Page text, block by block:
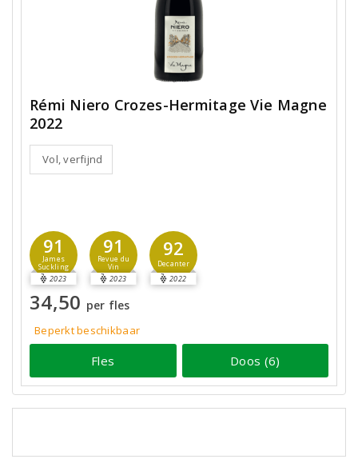
Rémi Niero Crozes-Hermitage Vie Magne
2022
Vol, verfijnd
91
James
Suckling
2023
91
Revue du
Vin
2023
92
Decanter
2022
34,50 per fles
Beperkt beschikbaar
Fles Doos (6)